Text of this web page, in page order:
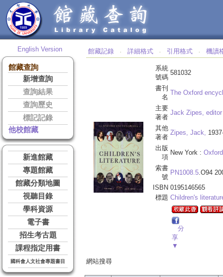
English Version
館藏查詢
新增查詢
查詢結果
查詢歷史
標記記錄
他校館藏
新進館藏
專題館藏
館藏分類地圖
視聽目錄
學科資源
電子書
招生考古題
課程指定用書
國科會人文社會專題書目
館藏記錄 ‧ 詳細格式 ‧ 引用格式 ‧ 機讀
系統
號碼
581032
書刊
名
The Oxford
主要
著者
Jack Zipes,
其他
著者
Zipes, Jack,
出版
項
New York :
索書
號
PN1008.5.O94
ISBN 0195146565
標題 Children's
分
享
▼
網站搜尋